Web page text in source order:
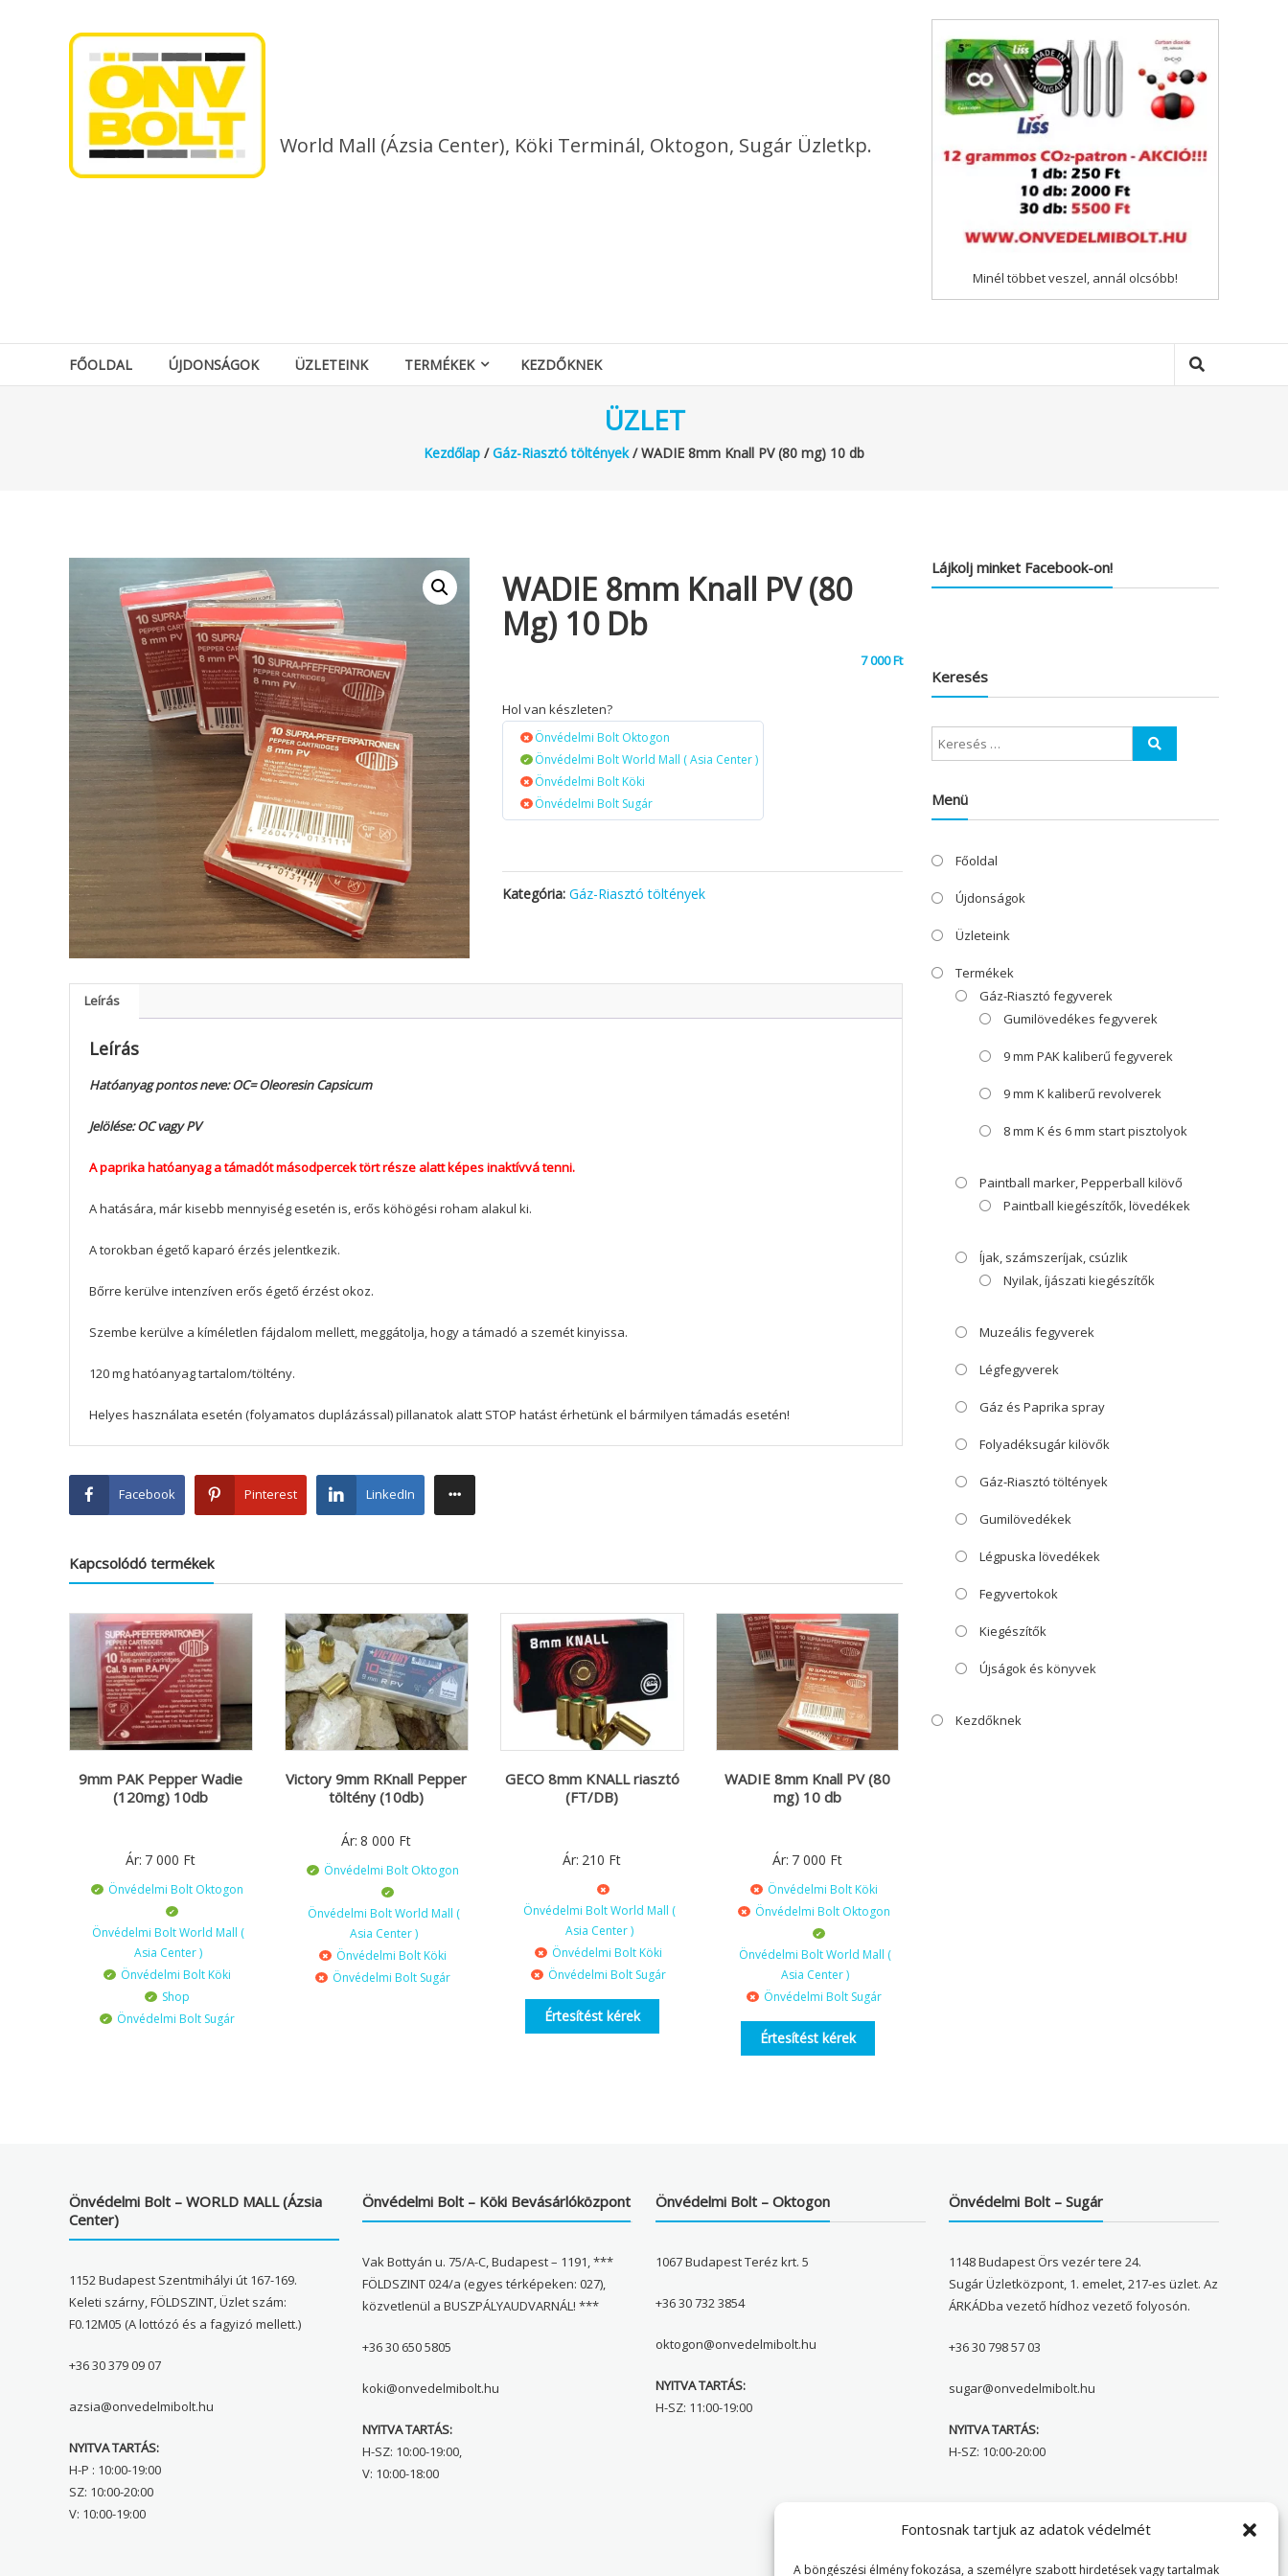
Fontosnak tartjuk az adatok védelmét
A böngészési élmény fokozása, a személyre szabott hirdetések vagy tartalmak
World Mall (Ázsia Center), Köki Terminál, Oktogon, Sugár Üzletkp.
Minél többet veszel, annál olcsóbb!
FŐOLDAL ÚJDONSÁGOK ÜZLETEINK TERMÉKEK KEZDŐKNEK
ÜZLET
Kezdőlap /Gáz-Riasztó töltények/ WADIE 8mm Knall PV (80 mg) 10 db
WADIE 8mm Knall PV (80
Mg) 10 Db
7 000Ft
Hol van készleten?
Önvédelmi Bolt Oktogon
Önvédelmi Bolt World Mall ( Asia Center )
Önvédelmi Bolt Köki
Önvédelmi Bolt Sugár
Kategória:Gáz-Riasztó töltények
Leírás
Leírás
Hatóanyag pontos neve: OC= Oleoresin Capsicum
Jelölése: OC vagy PV
A paprika hatóanyag a támadót másodpercek tört része alatt képes inaktívvá tenni.
A hatására, már kisebb mennyiség esetén is, erős köhögési roham alakul ki.
A torokban égető kaparó érzés jelentkezik.
Bőrre kerülve intenzíven erős égető érzést okoz.
Szembe kerülve a kíméletlen fájdalom mellett, meggátolja, hogy a támadó a szemét kinyissa.
120 mg hatóanyag tartalom/töltény.
Helyes használata esetén (folyamatos duplázással) pillanatok alatt STOP hatást érhetünk el bármilyen támadás esetén!
Facebook Pinterest LinkedIn
Kapcsolódó termékek
9mm PAK Pepper Wadie
(120mg) 10db
Ár: 7 000 Ft
Önvédelmi Bolt Oktogon
Önvédelmi Bolt World Mall (
Asia Center )
Önvédelmi Bolt Köki
Shop
Önvédelmi Bolt Sugár
Victory 9mm RKnall Pepper
töltény (10db)
Ár: 8 000 Ft
Önvédelmi Bolt Oktogon
Önvédelmi Bolt World Mall (
Asia Center )
Önvédelmi Bolt Köki
Önvédelmi Bolt Sugár
GECO 8mm KNALL riasztó
(FT/DB)
Ár: 210 Ft
Önvédelmi Bolt World Mall (
Asia Center )
Önvédelmi Bolt Köki
Önvédelmi Bolt Sugár
Értesítést kérek
WADIE 8mm Knall PV (80
mg) 10 db
Ár: 7 000 Ft
Önvédelmi Bolt Köki
Önvédelmi Bolt Oktogon
Önvédelmi Bolt World Mall (
Asia Center )
Önvédelmi Bolt Sugár
Értesítést kérek
Lájkolj minket Facebook-on!
Keresés
Menü
Főoldal
Újdonságok
Üzleteink
Termékek
Gáz-Riasztó fegyverek
Gumilövedékes fegyverek
9 mm PAK kaliberű fegyverek
9 mm K kaliberű revolverek
8 mm K és 6 mm start pisztolyok
Paintball marker, Pepperball kilövő
Paintball kiegészítők, lövedékek
Íjak, számszeríjak, csúzlik
Nyilak, íjászati kiegészítők
Muzeális fegyverek
Légfegyverek
Gáz és Paprika spray
Folyadéksugár kilövők
Gáz-Riasztó töltények
Gumilövedékek
Légpuska lövedékek
Fegyvertokok
Kiegészítők
Újságok és könyvek
Kezdőknek
Önvédelmi Bolt – WORLD MALL (Ázsia
Center)
1152 Budapest Szentmihályi út 167-169.
Keleti szárny, FÖLDSZINT, Üzlet szám:
F0.12M05 (A lottózó és a fagyizó mellett.)
+36 30 379 09 07
azsia@onvedelmibolt.hu
NYITVA TARTÁS:
H-P : 10:00-19:00
SZ: 10:00-20:00
V: 10:00-19:00
Önvédelmi Bolt – Köki Bevásárlóközpont
Vak Bottyán u. 75/A-C, Budapest – 1191, ***
FÖLDSZINT 024/a (egyes térképeken: 027),
közvetlenül a BUSZPÁLYAUDVARNÁL! ***
+36 30 650 5805
koki@onvedelmibolt.hu
NYITVA TARTÁS:
H-SZ: 10:00-19:00,
V: 10:00-18:00
Önvédelmi Bolt – Oktogon
1067 Budapest Teréz krt. 5
+36 30 732 3854
oktogon@onvedelmibolt.hu
NYITVA TARTÁS:
H-SZ: 11:00-19:00
Önvédelmi Bolt – Sugár
1148 Budapest Örs vezér tere 24.
Sugár Üzletközpont, 1. emelet, 217-es üzlet. Az
ÁRKÁDba vezető hídhoz vezető folyosón.
+36 30 798 57 03
sugar@onvedelmibolt.hu
NYITVA TARTÁS:
H-SZ: 10:00-20:00
Önvédelmi Bolt – Főoldal